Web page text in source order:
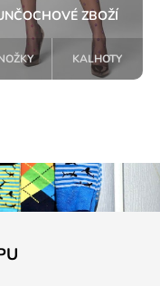
ZBOŽÍ
KALHOTY